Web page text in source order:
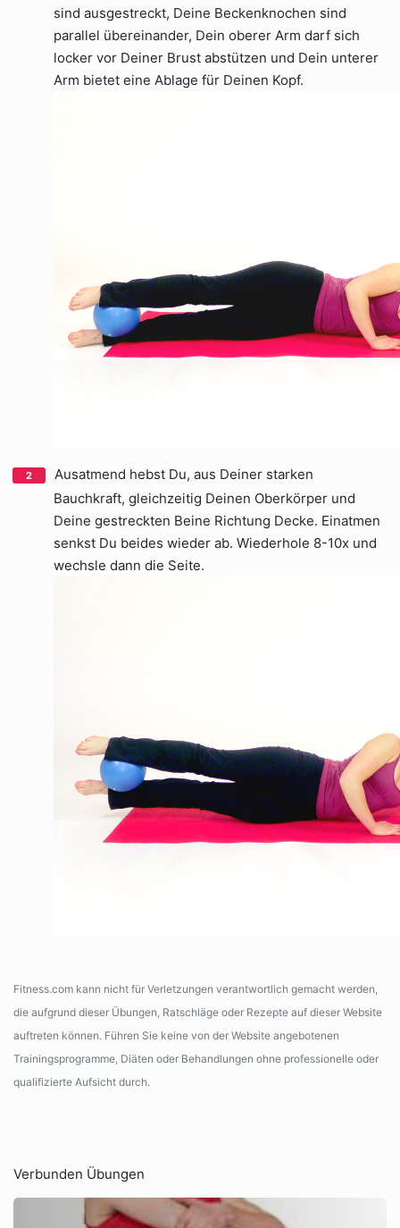
sind ausgestreckt, Deine Beckenknochen sind
parallel übereinander, Dein oberer Arm darf sich
locker vor Deiner Brust abstützen und Dein unterer
Arm bietet eine Ablage für Deinen Kopf.
Ausatmend hebst Du, aus Deiner starken
Bauchkraft, gleichzeitig Deinen Oberkörper und
Deine gestreckten Beine Richtung Decke. Einatmen
senkst Du beides wieder ab. Wiederhole 8-10x und
wechsle dann die Seite.
Fitness.com kann nicht für Verletzungen verantwortlich gemacht werden,
die aufgrund dieser Übungen, Ratschläge oder Rezepte auf dieser Website
auftreten können. Führen Sie keine von der Website angebotenen
Trainingsprogramme, Diäten oder Behandlungen ohne professionelle oder
qualifizierte Aufsicht durch.
Verbunden Übungen